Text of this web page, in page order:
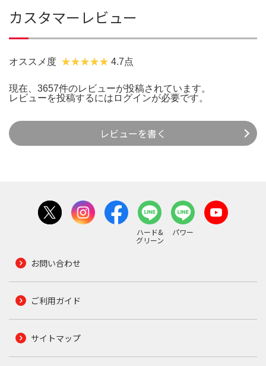
カスタマーレビュー
オススメ度 4.7点
現在、3657件のレビューが投稿されています。
レビューを投稿するには ログインが必要です。
レビューを書く
ハード&
グリーン
パワー
お問い合わせ
ご利用ガイド
サイトマップ